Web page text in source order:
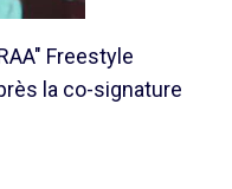
Freestyle
la co-signature